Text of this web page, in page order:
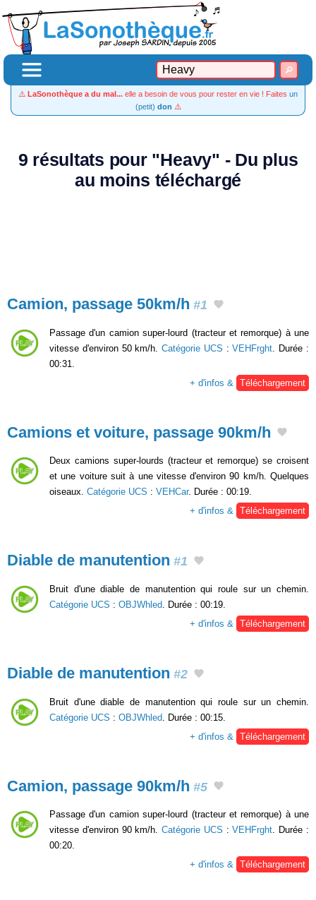
⚠️ LaSonothèque a du mal... elle a besoin de vous pour rester en vie ! Faites un
(petit) don ⚠️
9 résultats pour "Heavy" - Du plus
au moins téléchargé
Camion, passage 50km/h #1
Passage d'un camion super-lourd (tracteur et remorque) à une
vitesse d'environ 50 km/h.Catégorie UCS :VEHFrght . Durée :
00:31.
+ d'infos &
Téléchargement
Camions et voiture, passage 90km/h
Deux camions super-lourds (tracteur et remorque) se croisent
et une voiture suit à une vitesse d'environ 90 km/h. Quelques
oiseaux. Catégorie UCS : VEHCar. Durée : 00:19.
+ d'infos & Téléchargement
Diable de manutention #1
Bruit d'une diable de manutention qui roule sur un chemin.
Catégorie UCS : OBJWhled . Durée : 00:19.
+ d'infos &
Téléchargement
Diable de manutention #2
Bruit d'une diable de manutention qui roule sur un chemin.
Catégorie UCS : OBJWhled . Durée : 00:15.
+ d'infos &
Téléchargement
Camion, passage 90km/h #5
Passage d'un camion super-lourd (tracteur et remorque) à une
vitesse d'environ 90 km/h.Catégorie UCS :VEHFrght. Durée :
00:20.
+ d'infos & Téléchargement